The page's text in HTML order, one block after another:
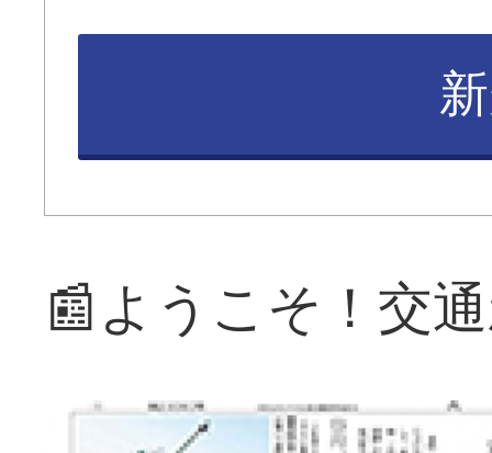
📰ようこそ！交